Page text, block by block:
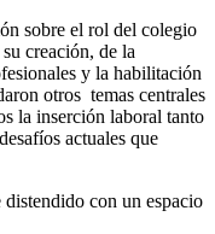
sobre el rol del colegio
creación, de la
y la habilitación
otros temas centrales
la inserción laboral tanto
actuales que
con un espacio